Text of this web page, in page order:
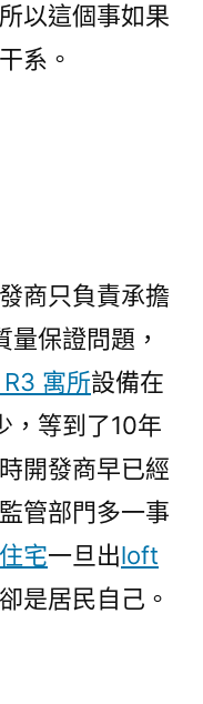
以這個事如果
系。
商只負責承擔
保證問題，
寓所設備在
，等到了10年
開發商早已經
管部門多一事
宅一旦出loft
是居民自己。